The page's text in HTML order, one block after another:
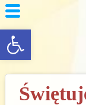
rozwiń/zwiń panel